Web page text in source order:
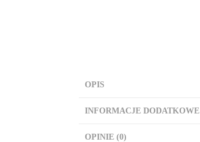
OPIS
INFORMACJE DODATKOWE
OPINIE (0)